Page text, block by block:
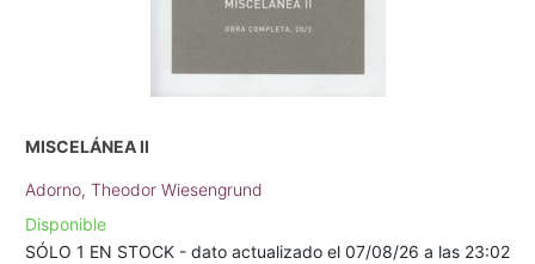
MISCELÁNEA II
Adorno, Theodor Wiesengrund
Disponible
SÓLO 1 EN STOCK - dato actualizado el 07/08/26 a las 23:02